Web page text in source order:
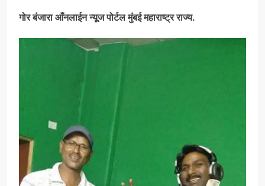
गोर बंजारा आँनलाईन न्यूज पोर्टल मुंबई महाराष्ट्र राज्य.